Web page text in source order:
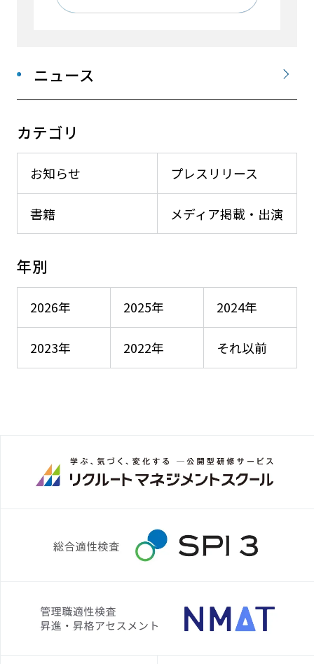
ニュース
カテゴリ
お知らせ プレスリリース
メディア掲載・出演
書籍
年別
2026年 2025年 2024年
2023年 2022年 それ以前